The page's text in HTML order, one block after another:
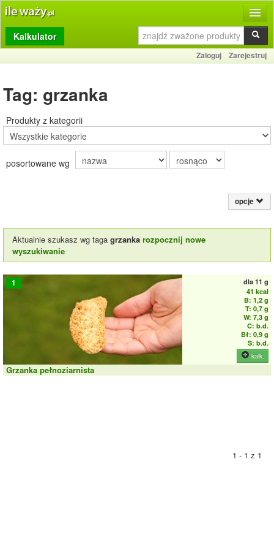
Produkty
Dziennik
Porady
Słownik
Kalkulator
Zaloguj Zarejestruj
Tag: grzanka
Produkty z kategorii
posortowane wg
opcje
Aktualnie szukasz wg taga grzanka rozpocznij nowe
wyszukiwanie
1 dla 11 g
41 kcal
B: 1,2 g
T: 0,7 g
W: 7,3 g
C: b.d.
Bł: 0,9 g
S: b.d.
kalk.
Grzanka pełnoziarnista
1 - 1 z 1